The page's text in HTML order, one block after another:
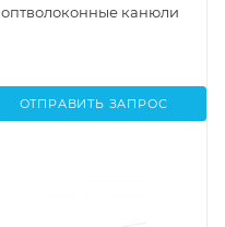
оптволоконные канюли
ОТПРАВИТЬ ЗАПРОС